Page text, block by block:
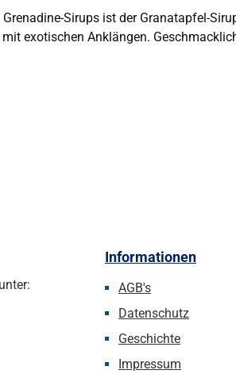
Sirups ist der Granatapfel-
exotischen Anklängen.
Informationen
AGB's
Datenschutz
Geschichte
Impressum